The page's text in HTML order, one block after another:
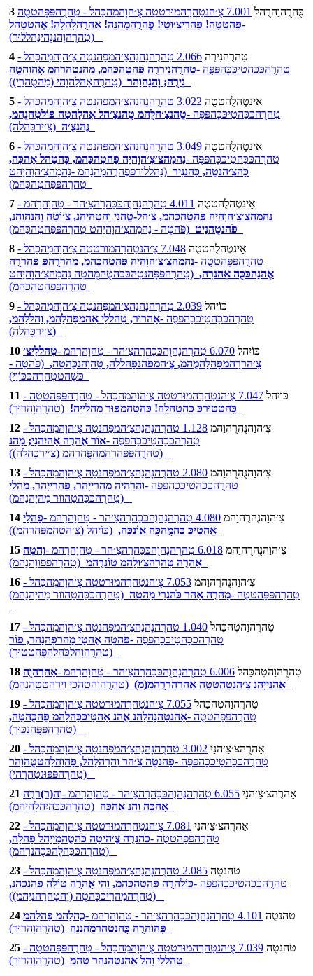
3
כֻּהרֻהוַהרֻהל
7.001 צֻ׳הנטַהרַהמוּרטטִה צֻ׳הוָהמִהכַּהל - טִהרֻהפּפָּהטטֻה
-פִּהטטָה! פִּהרַיצ׳וּטִי! פֶּהרֻהמָהנֵה! אַהרֻהלָהלָה! אֶהטטָהל
4
טִהרֻהנִירֻה
2.066 טִהרֻהנָהנַהצַ׳המפַּהנטַה צֻ׳הוָהמִהכַּהל -
טִהרֻהכּכַּהטַיכּכָּהפּפֻּה -טִהרֻהנִיררֻה פַּהטִהכַּהמ, מַהנטִהרַהמ אָהוַהטֻה
נִירֻה; וָהנַהוַהר
5
אַינטֶהלֻהטטֻה
3.022 טִהרֻהנָהנַהצַ׳המפַּהנטַה צֻ׳הוָהמִהכַּהל -
טִהרֻהכּכַּהטַיכּכָּהפּפֻּה -טֻהנצַ׳הלֻהמ טֻהנצַ׳הל אִהלָהטַה פּוֹלטִהנֻהמ,
נֶהנצֻ׳ה
6
אַינטֶהלֻהטטֻה
3.049 טִהרֻהנָהנַהצַ׳המפַּהנטַה צֻ׳הוָהמִהכַּהל -
טִהרֻהכּכַּהטַיכּכָּהפּפֻּה -נַהמַהצ׳צִ׳הוָהיַה פַּהטִהכַּהמ, כָּהטַהל אָהכִּה,
כַּהצִ׳הנטֻה, כַּהננִיר (נַהללוּרפּפֶּהרֻהמַהנַהמ -נַהמַהצִ׳הוָהיַהט
7
אַינטֶהלֻהטטֻה 4.011 טִהרֻהנָהוֻהכּכַּהרַהצַ׳הר - טֵהוָהרַהמ -
נַהמַהצ׳צִ׳הוָהיַה פַּהטִהכַּהמ, צֹ׳הל-טֻהנַי וֵהטִהיַהנ, צ׳וֹטִה וָהנַהוַהנ,
פֹּהנטֻהנַיט
8
אַינטֶהלֻהטטֻה
7.048 צֻ׳הנטַהרַהמוּרטטִה צֻ׳הוָהמִהכַּהל -
טִהרֻהפּפָּהטטֻה -נַהמַהצ׳צִ׳הוָהיַה פַּהטִהכַּהמ, מַהררֻהפּ פַּהררֻה
אֶהנַהכּכֻּה אִהנרִה, (טִהרֻהפּפָּהנטִהכּכֹּהטֻהמֻהטִה נַהמַהצִ׳הוָהיַהט
9
כּוֹיִהל
2.039 טִהרֻהנָהנַהצַ׳המפַּהנטַה צֻ׳הוָהמִהכַּהל -
טִהרֻהכּכַּהטַיכּכָּהפּפֻּה -אָהרוּר, טִהללַי אַהמפַּהלַהמ, וַהללַהמ,
10
כּוֹיִהל 6.070 טִהרֻהנָהוֻהכּכַּהרַהצַ׳הר - טֵהוָהרַהמ -
טִהללַיצ׳
צִ׳הררַהמפַּהלַהמֻהמ, צֶ׳המפֹּהנפַּהללִה, טֵהוַהנכֻּהטִה, (פֹּהטֻה -
11
כּוֹיִהל 7.047 צֻ׳הנטַהרַהמוּרטטִה צֻ׳הוָהמִהכַּהל - טִהרֻהפּפָּהטטֻה -
כָּהטטוּרכּ כַּהטַהלֵה! כַּהטַהמפּוּר מַהלַייֵה!
12
צִ׳הוַהנֻהרֻהוַהמ
1.128 טִהרֻהנָהנַהצַ׳המפַּהנטַה צֻ׳הוָהמִהכַּהל -
טִהרֻהכּכַּהטַיכּכָּהפּפֻּה -אוֹר אֻהרֻה אָהיִהנַי; מָהנ
13
צִ׳הוַהנֻהרֻהוַהמ
2.080 טִהרֻהנָהנַהצַ׳המפַּהנטַה צֻ׳הוָהמִהכַּהל -
טִהרֻהכּכַּהטַיכּכָּהפּפֻּה -וַהרִהיַה מַהרַייָהר, פִּהרַייָהר, מַהלַי
14
צִ׳הוַהנֻהרֻהוַהמ 4.080 טִהרֻהנָהוֻהכּכַּהרַהצַ׳הר - טֵהוָהרַהמ -
פָּהלַי
אֻהטַיכּ כַּהמֻהכֻּה אוֹנכִּה,
15
צִ׳הוַהנֻהרֻהוַהמ 6.018 טִהרֻהנָהוֻהכּכַּהרַהצַ׳הר - טֵהוָהרַהמ -
וַהטִה
אֵהרֻה טִהרִהצ׳וּלַהמ טוֹנרֻהמ
16
צִ׳הוַהנֻהרֻהוַהמ
7.053 צֻ׳הנטַהרַהמוּרטטִה צֻ׳הוָהמִהכַּהל -
טִהרֻהפּפָּהטטֻה -מַהרֻה אָהר כֹּהנרַי מַהטִה (טִהרֻהכּכַּהטַהווּר מַהיָהנַהמ)
17 טִהרֻהוַהטִהכַּהל
1.040 טִהרֻהנָהנַהצַ׳המפַּהנטַה צֻ׳הוָהמִהכַּהל -
טִהרֻהכּכַּהטַיכּכָּהפּפֻּה -פֹּהטִה אֻהטַי מָהרפִּהנַהר, פּוֹר
18
טִהרֻהוַהטִהכַּהל 6.006 טִהרֻהנָהוֻהכּכַּהרַהצַ׳הר - טֵהוָהרַהמ -
אַהרַהוֻה
אַהנַייָהנ צִ׳הנטִהטטֻה אַהרַהררֻהמ(מ)
19
טִהרֻהוַהטִהכַּהל
7.055 צֻ׳הנטַהרַהמוּרטטִה צֻ׳הוָהמִהכַּהל -
טִהרֻהפּפָּהטטֻה -אַהנטַהנָהלַהנ אֻהנ אַהטַיכּכַּהלַהמ פֻּהכֻּהטַה,
20
אַהרֻהצ׳צַ׳הנַי
3.002 טִהרֻהנָהנַהצַ׳המפַּהנטַה צֻ׳הוָהמִהכַּהל -
טִהרֻהכּכַּהטַיכּכָּהפּפֻּה -פַּהנטֻה צֵ׳הר וִהרַהלָהל, פַּהוַהלַהטטֻהוַהר
21
אַהרֻהצ׳צַ׳הנַי 6.055 טִהרֻהנָהוֻהכּכַּהרַהצַ׳הר - טֵהוָהרַהמ -
וֵה(ר)ררֻה
אָהכִּה וִהנ אָהכִּה
22
אַהרֻהצ׳צַ׳הנַי
7.081 צֻ׳הנטַהרַהמוּרטטִה צֻ׳הוָהמִהכַּהל -
טִהרֻהפּפָּהטטֻה -כֹּהנרֻה צֶ׳היטַה כֹּהטֻהמַייָהל פַּהלַה,
23
טֹהנטֻה
2.085 טִהרֻהנָהנַהצַ׳המפַּהנטַה צֻ׳הוָהמִהכַּהל -
טִהרֻהכּכַּהטַיכּכָּהפּפֻּה -כּוֹלַהרֻה פַּהטִהכַּהמ, וֵהי אֻהרֻה טוֹלִה פַּהנכַּהנ,
24
טֹהנטֻה 4.101 טִהרֻהנָהוֻהכּכַּהרַהצַ׳הר - טֵהוָהרַהמ -
כֻּהלַהמ פַּהלַהמ
פָּהוַהרֻה כֻּהנטַהרמֻהננֵה
25
טֹהנטֻה 7.039 צֻ׳הנטַהרַהמוּרטטִה צֻ׳הוָהמִהכַּהל - טִהרֻהפּפָּהטטֻה -
טִהללַי וָהל אַהנטַהנַהר טַהמ